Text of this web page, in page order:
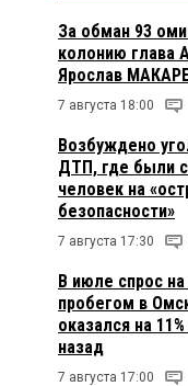
За обман 93
колонию глава
Ярослав
7 августа 18:00
Возбуждено
ДТП, где были
человек на
безопасности»
7 августа 17:30
В июле спрос
пробегом в
оказался на
назад
7 августа 17:00